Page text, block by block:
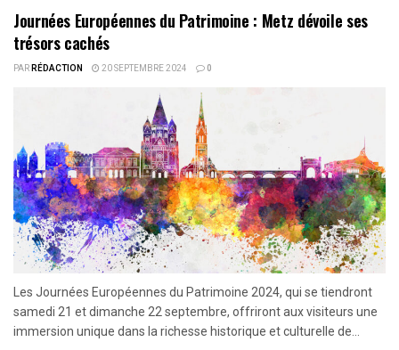
Journées Européennes du Patrimoine : Metz dévoile ses
trésors cachés
PARRÉDACTION 20 SEPTEMBRE 2024 0
Les Journées Européennes du Patrimoine 2024, qui se tiendront
samedi 21 et dimanche 22 septembre, offriront aux visiteurs une
immersion unique dans la richesse historique et culturelle de...